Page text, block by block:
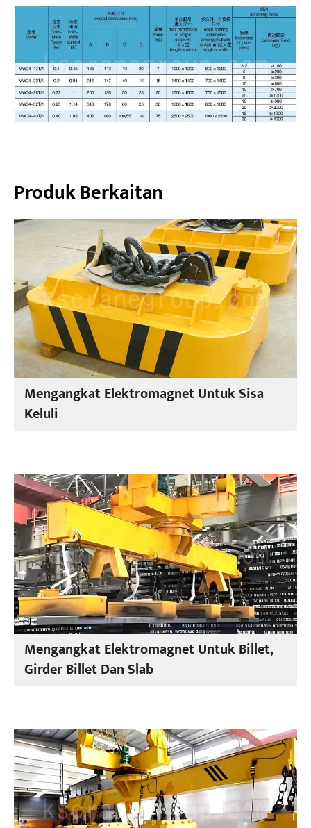
Produk Berkaitan
Mengangkat Elektromagnet Untuk Sisa
Keluli
Mengangkat Elektromagnet Untuk Billet,
Girder Billet Dan Slab